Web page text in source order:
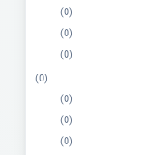
(0)
(0)
(0)
(0)
(0)
(0)
(0)